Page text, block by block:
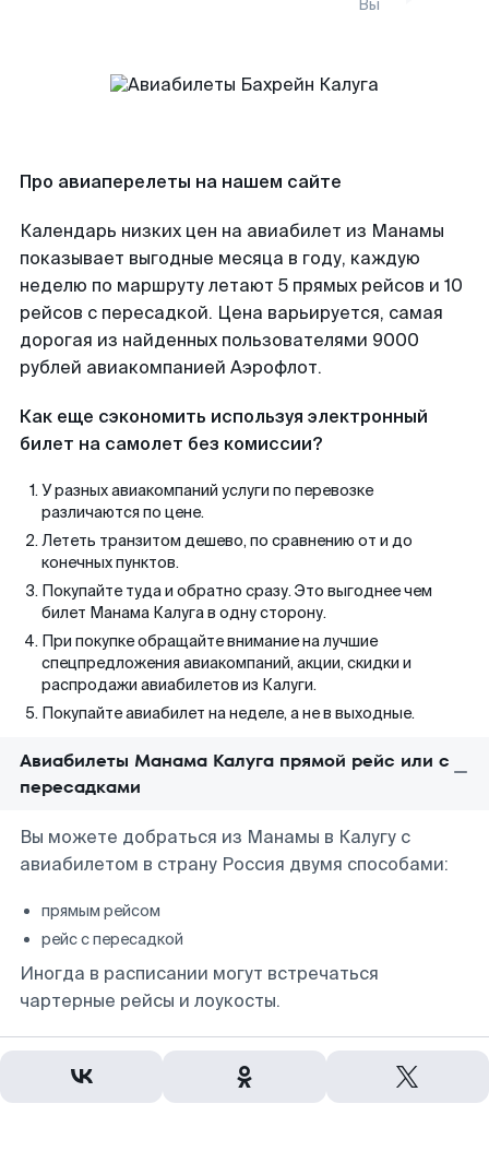
Вы
Про авиаперелеты на нашем сайте
Календарь низких цен на авиабилет из Манамы
показывает выгодные месяца в году, каждую
неделю по маршруту летают 5 прямых рейсов и 10
рейсов с пересадкой. Цена варьируется, самая
дорогая из найденных пользователями 9000
рублей авиакомпанией Аэрофлот.
Как еще сэкономить используя электронный
билет на самолет без комиссии?
У разных авиакомпаний услуги по перевозке
различаются по цене.
Лететь транзитом дешево, по сравнению от и до
конечных пунктов.
Покупайте туда и обратно сразу. Это выгоднее чем
билет Манама Калуга в одну сторону.
При покупке обращайте внимание на лучшие
спецпредложения авиакомпаний, акции, скидки и
распродажи авиабилетов из Калуги.
Покупайте авиабилет на неделе, а не в выходные.
Авиабилеты Манама Калуга прямой рейс или с
пересадками
Вы можете добраться из Манамы в Калугу с
авиабилетом в страну Россия двумя способами:
прямым рейсом
рейс с пересадкой
Иногда в расписании могут встречаться
чартерные рейсы и лоукосты.